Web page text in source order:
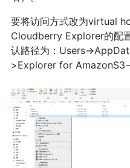
要将访问方式改为virtual
Cloudberry Explorer的配
认路径为：Users-
>Explorer for